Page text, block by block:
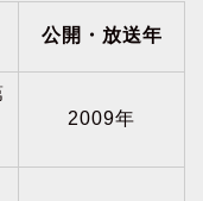
公開・放送年
2009年